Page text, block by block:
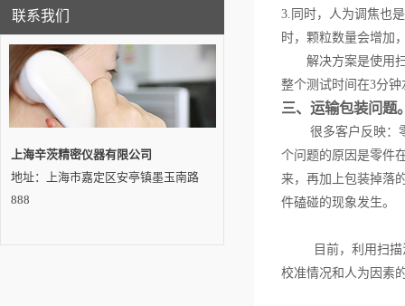
联系我们
上海辛茨精密仪器有限公司
地址：上海市嘉定区安亭镇墨玉南路
888
3. 同时，人为调焦也
时，颗粒数量会增加
解决方案是使用扫
整个测试时间在3分
三、运输包装问题
很多客户反映：
个问题的原因是零件
来，再加上包装掉落
件磕碰的现象发生。
目前，利用扫
校准情况和人为因素